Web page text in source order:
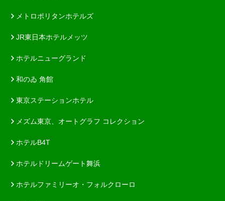
メトロポリタンホテルズ
JR東日本ホテルメッツ
ホテルニューグランド
和のゐ 角館
東京ステーションホテル
メズム東京、オートグラフ コレクション
ホテルB4T
ホテルドリームゲート舞浜
ホテルファミリーオ・フォルクローロ